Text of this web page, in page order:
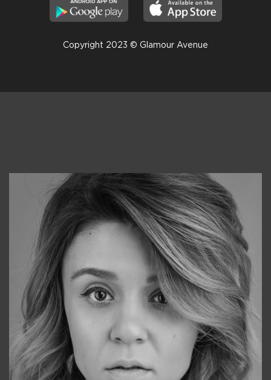
Copyright 2023 © Glamour Avenue